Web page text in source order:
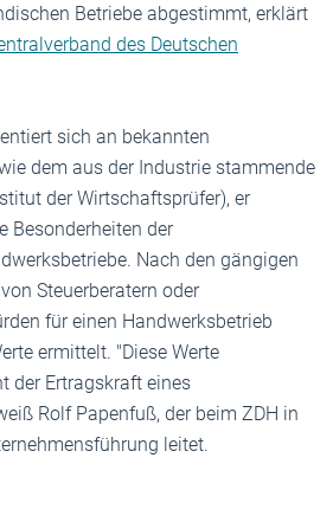
Betriebe abgestimmt, erklärt
des Deutschen
sich an bekannten
dem aus der Industrie stammende
der Wirtschaftsprüfer), er
Besonderheiten der
Nach den gängigen
Steuerberatern oder
für einen Handwerksbetrieb
ermittelt. "Diese Werte
der Ertragskraft eines
Rolf Papenfuß, der beim ZDH in
leitet.